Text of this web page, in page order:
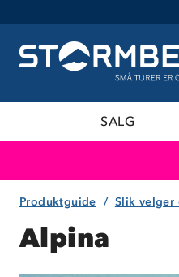
SALG
Produktguide Slik velger
Alpina